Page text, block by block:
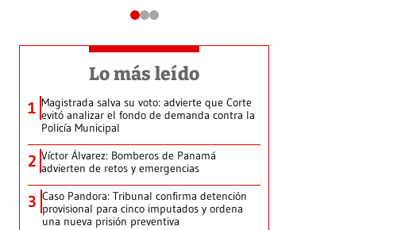
Lo más leído
1 Magistrada salva su voto: advierte que Corte
evitó analizar el fondo de demanda contra la
Policía Municipal
2 Víctor Álvarez: Bomberos de Panamá
advierten de retos y emergencias
3 Caso Pandora: Tribunal confirma detención
provisional para cinco imputados y ordena
una nueva prisión preventiva